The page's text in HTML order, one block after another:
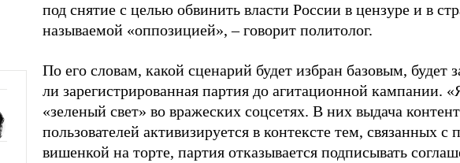
под снятие с целью обвинить власти России в цензуре и в
называемой «оппозицией», – говорит политолог.
По его словам, какой сценарий будет избран базовым, будет
ли зарегистрированная партия до агитационной кампании.
«зеленый свет» во вражеских соцсетях. В них выдача
пользователей активизируется в контексте тем, связанных с
вишенкой на торте, партия отказывается подписывать